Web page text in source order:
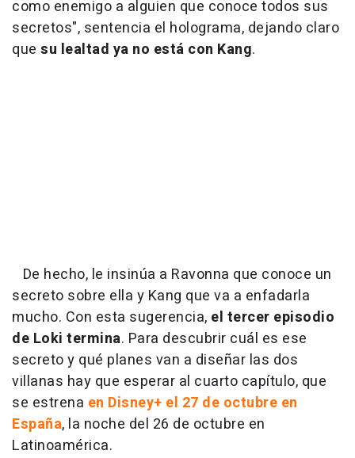
como enemigo a alguien que conoce todos sus
secretos", sentencia el holograma, dejando claro
que su lealtad ya no está con Kang.
De hecho, le insinúa a Ravonna que conoce un
secreto sobre ella y Kang que va a enfadarla
mucho. Con esta sugerencia, el tercer episodio
de Loki termina. Para descubrir cuál es ese
secreto y qué planes van a diseñar las dos
villanas hay que esperar al cuarto capítulo, que
se estrena en Disney+ el 27 de octubre en
España, la noche del 26 de octubre en
Latinoamérica.